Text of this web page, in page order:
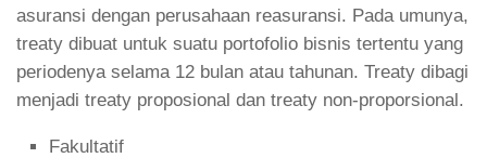
asuransi dengan perusahaan reasuransi. Pada umunya,
treaty dibuat untuk suatu portofolio bisnis tertentu yang
periodenya selama 12 bulan atau tahunan. Treaty dibagi
menjadi treaty proposional dan treaty non-proporsional.
Fakultatif